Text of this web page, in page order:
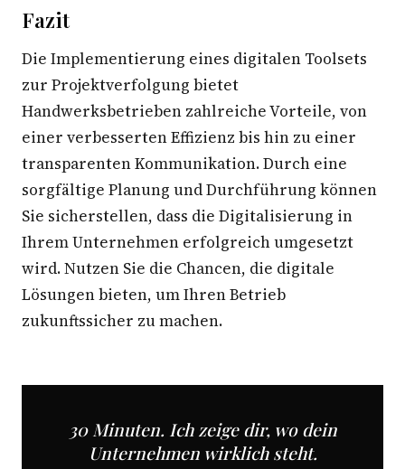
Fazit
Die Implementierung eines digitalen Toolsets
zur Projektverfolgung bietet
Handwerksbetrieben zahlreiche Vorteile, von
einer verbesserten Effizienz bis hin zu einer
transparenten Kommunikation. Durch eine
sorgfältige Planung und Durchführung können
Sie sicherstellen, dass die Digitalisierung in
Ihrem Unternehmen erfolgreich umgesetzt
wird. Nutzen Sie die Chancen, die digitale
Lösungen bieten, um Ihren Betrieb
zukunftssicher zu machen.
30 Minuten. Ich zeige dir, wo dein
Unternehmen wirklich steht.